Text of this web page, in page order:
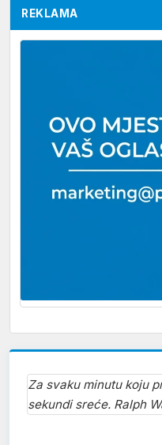
REKLAMA
Za svaku minutu koju
sekundi sreće. Ralph